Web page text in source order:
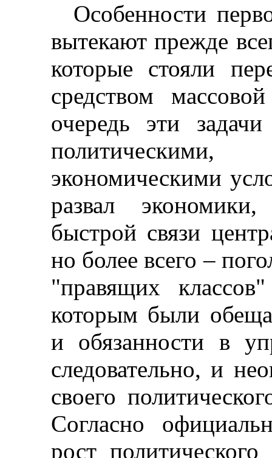
Особенности
вытекают прежде
которые стояли
средством
очередь эти
экономическими
развал
быстрой связи
но более всего–
"правящих
которым были
и обязанности в
следовательно, и
своего
Согласно
рост